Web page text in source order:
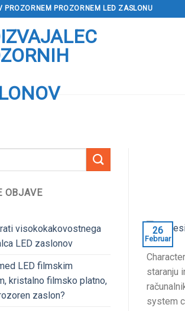
PROZORNEM PROZORNEM LED ZASLONU
OBJAVE
visokokakovostnega
LED zaslonov
LED filmskim
kristalno filmsko platno,
zaslon?
26
Februar
staranju
system